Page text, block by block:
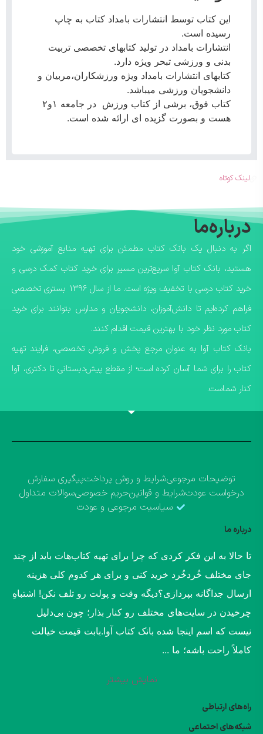
این کتاب توسط انتشارات بامداد کتاب به چاپ
رسیده است.
انتشارات بامداد در تولید کتابهای تخصصی تربیت
بدنی و ورزشی تبحر ویژه دارد.
کتابهای انتشارات بامداد ویژه ورزشکاران،مربیان و
دانشجویان ورزشی میباشد.
کتاب فوق، برشی از کتاب ورزش در جامعه ۱و۲
هست و بصورت گزیده ای ارائه شده است.
لینک کوتاه
درباره‌ما
اگر به دنبال یک بانک کتاب مطمئن برای تهیه منابع آموزشی خود
هستید، بانک کتاب آوا سریع‌ترین مسیر برای خرید کتاب کمک درسی و
خرید کتاب درسی با تخفیف ویژه است. ما از سال ۱۳۹۶ بستری تخصصی
فراهم کرده‌ایم تا دانش‌آموزان، دانشجویان و مدارس بتوانند برای خرید
کتاب مورد نظر خود با بهترین قیمت اقدام کنند.
​بانک کتاب آوا به عنوان مرجع پخش و فروش تخصصی، فرایند تهیه
کتاب را برای شما آسان کرده است؛ از مقطع پیش‌دبستانی تا دکتری، آوا
کنار شماست.
توضیحات مرجوعیشرایط و روش پرداختپیگیری سفارش
درخواست عودتشرایط و قوانینحریم خصوصیسوالات متداول
سیاسیت مرجوعی و عودت
درباره ما
​تا حالا به این فکر کردی که چرا برای تهیه کتاب‌هات باید از چند
جای مختلف خُردخُرد خرید کنی و برای هر کدوم کلی هزینه
ارسال جداگانه بپردازی؟​دیگه وقت و پولت رو تلف نکن! اشتباهِ
چرخیدن در سایت‌های مختلف رو کنار بذار؛ چون بی‌دلیل
نیست که اسم اینجا شده بانک کتاب آوا.​بابت قیمت خیالت
کاملاً راحت باشه؛ ما ...
نمایش بیشتر
راه‌های ارتباطی
شبکه‌های احتماعی